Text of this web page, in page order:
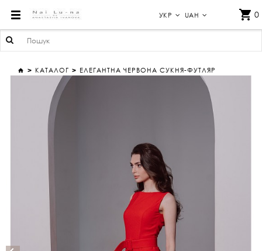
УКР UAH 0
КАТАЛОГ ЕЛЕГАНТНА ЧЕРВОНА СУКНЯ-ФУТЛЯР
ЕЛЕГАНТНА ЧЕРВОНА СУКНЯ-ФУТЛЯР